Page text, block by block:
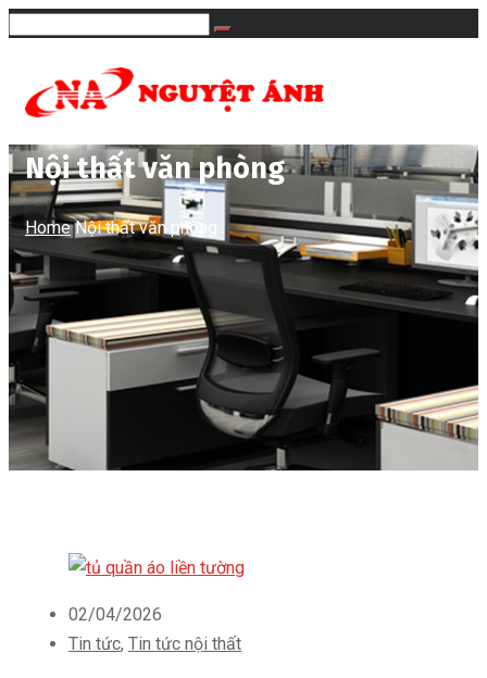
Nội thất văn phòng
Home Nội thất văn phòng
02/04/2026
Tin tức, Tin tức nội thất